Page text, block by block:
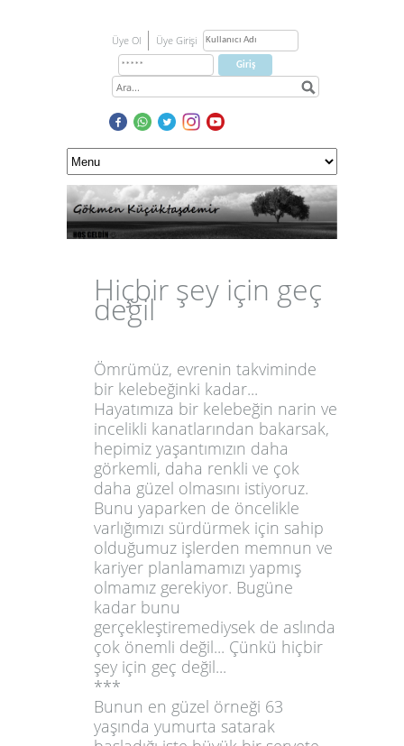
Üye Ol Üye Girişi
Hiçbir şey için geç
değil
Ömrümüz, evrenin takviminde
bir kelebeğinki kadar...
Hayatımıza bir kelebeğin narin ve
incelikli kanatlarından bakarsak,
hepimiz yaşantımızın daha
görkemli, daha renkli ve çok
daha güzel olmasını istiyoruz.
Bunu yaparken de öncelikle
varlığımızı sürdürmek için sahip
olduğumuz işlerden memnun ve
kariyer planlamamızı yapmış
olmamız gerekiyor. Bugüne
kadar bunu
gerçekleştiremediysek de aslında
çok önemli değil... Çünkü hiçbir
şey için geç değil...
***
Bunun en güzel örneği 63
yaşında yumurta satarak